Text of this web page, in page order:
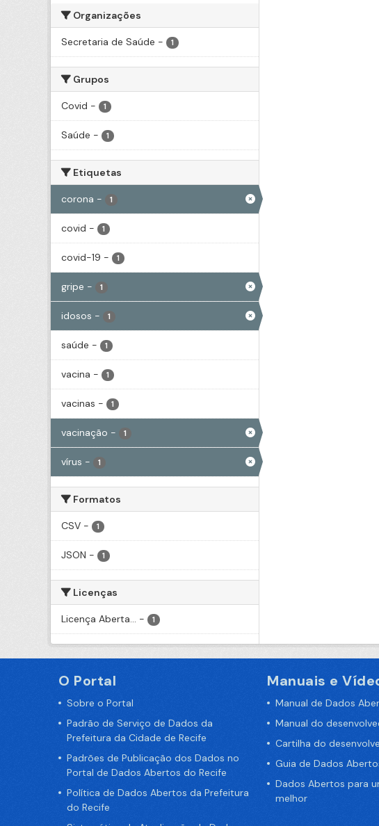
Organizações
Secretaria de Saúde - 1
Grupos
Covid - 1
Saúde - 1
Etiquetas
corona - 1
covid - 1
covid-19 - 1
gripe - 1
idosos - 1
saúde - 1
vacina - 1
vacinas - 1
vacinação - 1
vírus - 1
Formatos
CSV - 1
JSON - 1
Licenças
Licença Aberta... - 1
O Portal
Sobre o Portal
Padrão de Serviço de Dados da
Prefeitura da Cidade de Recife
Padrões de Publicação dos Dados no
Portal de Dados Abertos do Recife
Política de Dados Abertos da Prefeitura
do Recife
Manuais e
Manual de Dados
Manual do
Cartilha do
Guia de Dados
Dados Abertos para
melhor